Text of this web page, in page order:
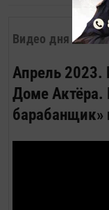
Видео дня
Апрель 2023.
Доме